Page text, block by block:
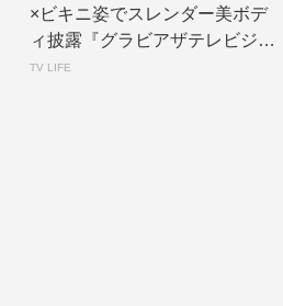
×ビキニ姿でスレンダー美ボデ
ィ披露『グラビアザテレビジョ
ン』アザ...
TV LIFE